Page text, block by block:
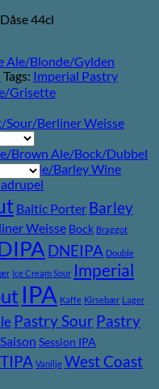
Ale/Blonde/Gylden
Grisette
Berliner Weisse
Brown Ale/Bock/Dubbel
Triple/Barley Wine
44cl
Tags: Imperial Pastry
Baltic Porter Barley
Weisse Bock Braggot
DNEIPA Double
Ice Cream Sour Imperial
IPA Kaffe Kirsebær Lager
Pastry Sour Pastry
Saison Session IPA
TIPA Vanilje West Coast